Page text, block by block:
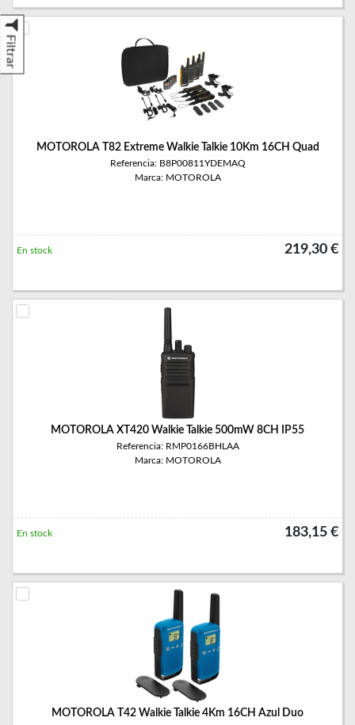
Filtrar
MOTOROLA T82 Extreme Walkie Talkie 10Km 16CH Quad
Referencia: B8P00811YDEMAQ
Marca: MOTOROLA
219,30 €
En stock
MOTOROLA XT420 Walkie Talkie 500mW 8CH IP55
Referencia: RMP0166BHLAA
Marca: MOTOROLA
183,15 €
En stock
MOTOROLA T42 Walkie Talkie 4Km 16CH Azul Duo